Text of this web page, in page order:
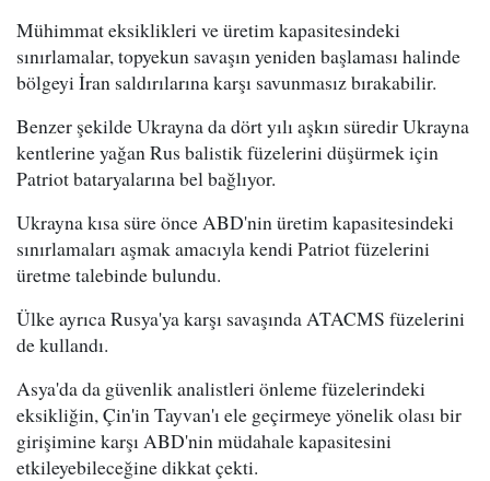
Mühimmat eksiklikleri ve üretim kapasitesindeki
sınırlamalar, topyekun savaşın yeniden başlaması halinde
bölgeyi İran saldırılarına karşı savunmasız bırakabilir.
Benzer şekilde Ukrayna da dört yılı aşkın süredir Ukrayna
kentlerine yağan Rus balistik füzelerini düşürmek için
Patriot bataryalarına bel bağlıyor.
Ukrayna kısa süre önce ABD'nin üretim kapasitesindeki
sınırlamaları aşmak amacıyla kendi Patriot füzelerini
üretme talebinde bulundu.
Ülke ayrıca Rusya'ya karşı savaşında ATACMS füzelerini
de kullandı.
Asya'da da güvenlik analistleri önleme füzelerindeki
eksikliğin, Çin'in Tayvan'ı ele geçirmeye yönelik olası bir
girişimine karşı ABD'nin müdahale kapasitesini
etkileyebileceğine dikkat çekti.